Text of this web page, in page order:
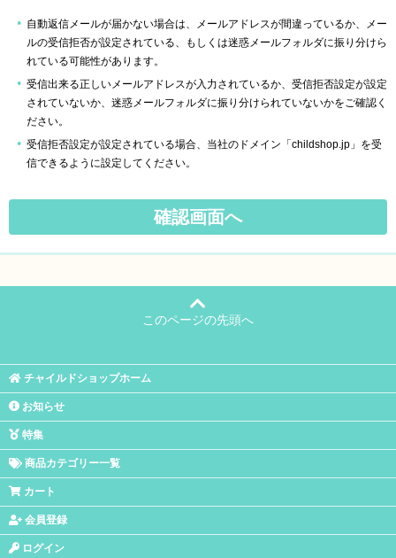
自動返信メールが届かない場合は、メールアドレスが間違っているか、メー
ルの受信拒否が設定されている、もしくは迷惑メールフォルダに振り分けら
れている可能性があります。
受信出来る正しいメールアドレスが入力されているか、受信拒否設定が設定
されていないか、迷惑メールフォルダに振り分けられていないかをご確認く
ださい。
受信拒否設定が設定されている場合、当社のドメイン「childshop.jp」を受
信できるように設定してください。
このページの先頭へ
チャイルドショップホーム
お知らせ
特集
商品カテゴリー一覧
カート
会員登録
ログイン